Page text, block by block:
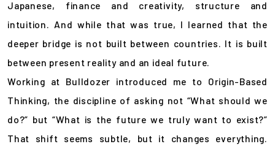
Japanese, finance and creativity, structure and
intuition. And while that was true, I learned that the
deeper bridge is not built between countries. It is built
between present reality and an ideal future.
Working at Bulldozer introduced me to Origin-Based
Thinking, the discipline of asking not “What should we
do?” but “What is the future we truly want to exist?”
That shift seems subtle, but it changes everything.